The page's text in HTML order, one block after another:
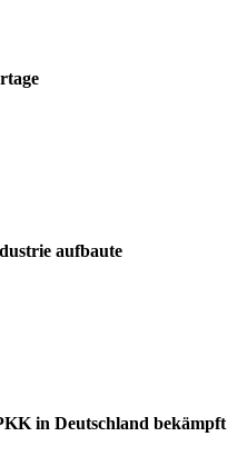
aufbaute
in Deutschland bekämpft